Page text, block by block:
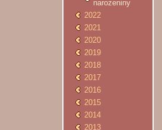
narozeniny
2022
2021
2020
2019
2018
2017
2016
2015
2014
2013